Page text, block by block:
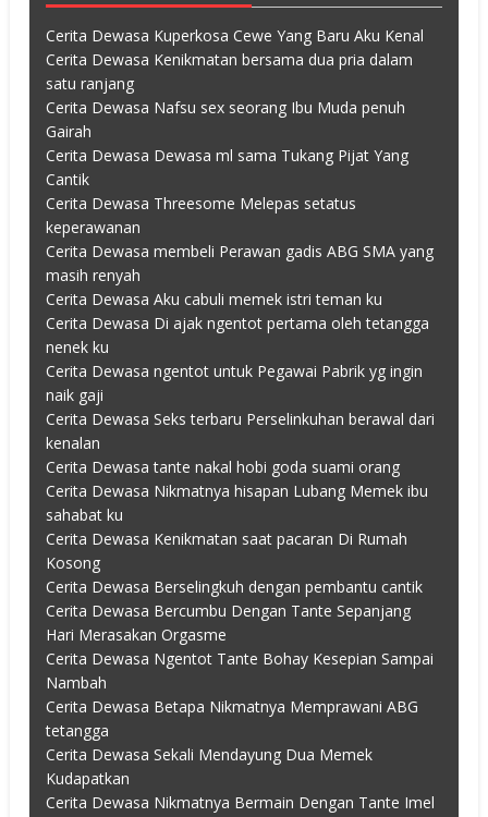
Cerita Dewasa Kuperkosa Cewe Yang Baru Aku Kenal
Cerita Dewasa Kenikmatan bersama dua pria dalam
satu ranjang
Cerita Dewasa Nafsu sex seorang Ibu Muda penuh
Gairah
Cerita Dewasa Dewasa ml sama Tukang Pijat Yang
Cantik
Cerita Dewasa Threesome Melepas setatus
keperawanan
Cerita Dewasa membeli Perawan gadis ABG SMA yang
masih renyah
Cerita Dewasa Aku cabuli memek istri teman ku
Cerita Dewasa Di ajak ngentot pertama oleh tetangga
nenek ku
Cerita Dewasa ngentot untuk Pegawai Pabrik yg ingin
naik gaji
Cerita Dewasa Seks terbaru Perselinkuhan berawal dari
kenalan
Cerita Dewasa tante nakal hobi goda suami orang
Cerita Dewasa Nikmatnya hisapan Lubang Memek ibu
sahabat ku
Cerita Dewasa Kenikmatan saat pacaran Di Rumah
Kosong
Cerita Dewasa Berselingkuh dengan pembantu cantik
Cerita Dewasa Bercumbu Dengan Tante Sepanjang
Hari Merasakan Orgasme
Cerita Dewasa Ngentot Tante Bohay Kesepian Sampai
Nambah
Cerita Dewasa Betapa Nikmatnya Memprawani ABG
tetangga
Cerita Dewasa Sekali Mendayung Dua Memek
Kudapatkan
Cerita Dewasa Nikmatnya Bermain Dengan Tante Imel